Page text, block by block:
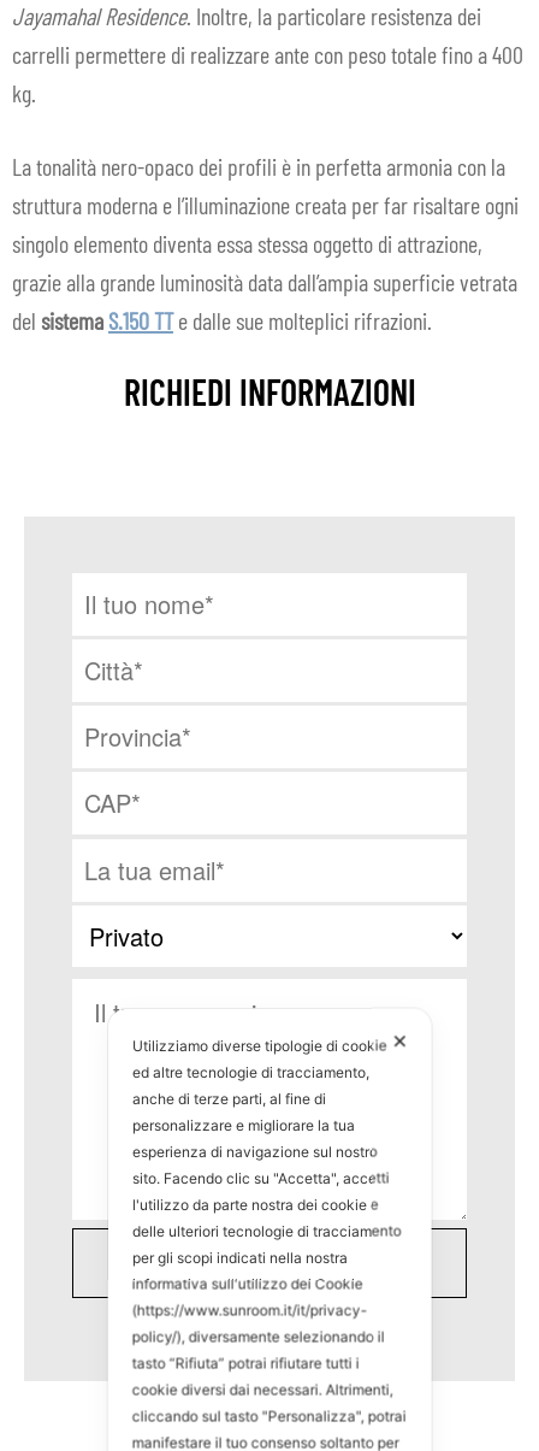
Jayamahal Residence. Inoltre, la particolare resistenza dei
carrelli permettere di realizzare ante con peso totale fino a 400
kg.
La tonalità nero-opaco dei profili è in perfetta armonia con la
struttura moderna e l’illuminazione creata per far risaltare ogni
singolo elemento diventa essa stessa oggetto di attrazione,
grazie alla grande luminosità data dall’ampia superficie vetrata
del sistema S.150 TTe dalle sue molteplici rifrazioni.
RICHIEDI INFORMAZIONI
✕
Utilizziamo diverse tipologie di cookie
ed altre tecnologie di tracciamento,
anche di terze parti, al fine di
personalizzare e migliorare la tua
esperienza di navigazione sul nostro
sito. Facendo clic su "Accetta", accetti
l'utilizzo da parte nostra dei cookie e
delle ulteriori tecnologie di tracciamento
per gli scopi indicati nella nostra
informativa sull'utilizzo dei Cookie
(https://www.sunroom.it/it/privacy-
policy/), diversamente selezionando il
tasto “Rifiuta” potrai rifiutare tutti i
cookie diversi dai necessari. Altrimenti,
cliccando sul tasto "Personalizza", potrai
manifestare il tuo consenso soltanto per